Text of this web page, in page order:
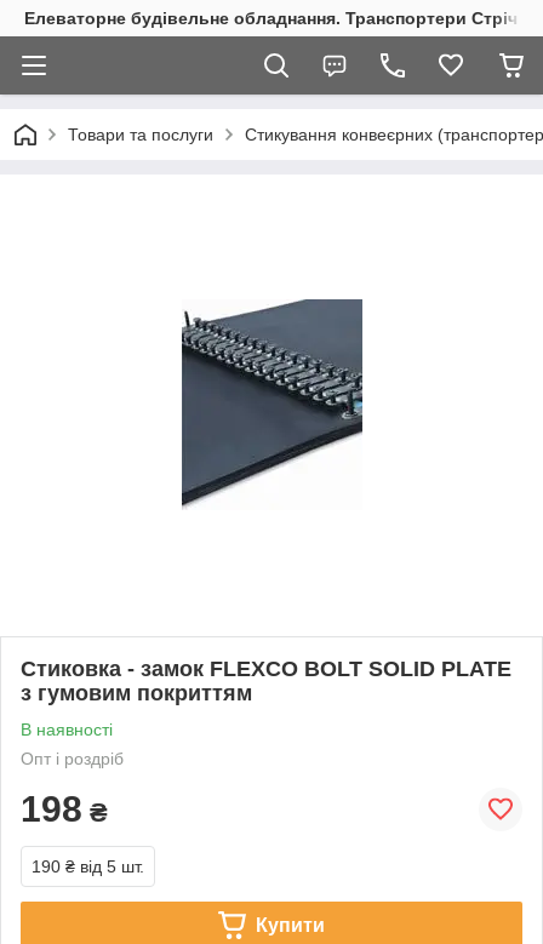
Елеваторне будівельне обладнання. Транспортери
Товари та послуги Стикування конвеєрних
Стиковка - замок FLEXCO BOLT SOLID PLATE
з гумовим покриттям
В наявності
Опт і роздріб
198 ₴
190 ₴ від 5 шт.
Купити